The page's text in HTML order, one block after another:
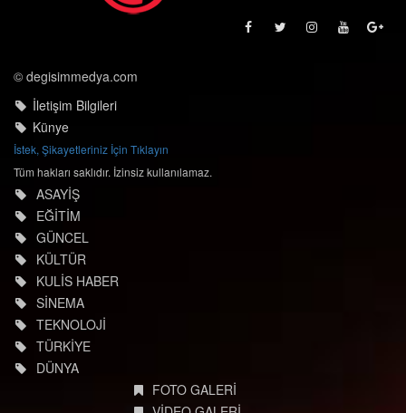
© degisimmedya.com
İletişim Bilgileri
Künye
İstek, Şikayetleriniz İçin Tıklayın
Tüm hakları saklıdır. İzinsiz kullanılamaz.
ASAYİŞ
EĞİTİM
GÜNCEL
KÜLTÜR
KULİS HABER
SİNEMA
TEKNOLOJİ
TÜRKİYE
DÜNYA
FOTO GALERİ